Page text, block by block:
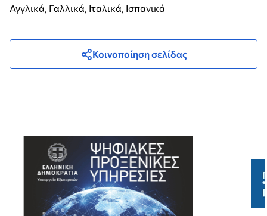
Αγγλικά, Γαλλικά, Ιταλικά, Ισπανικά
Κοινοποίηση σελίδας